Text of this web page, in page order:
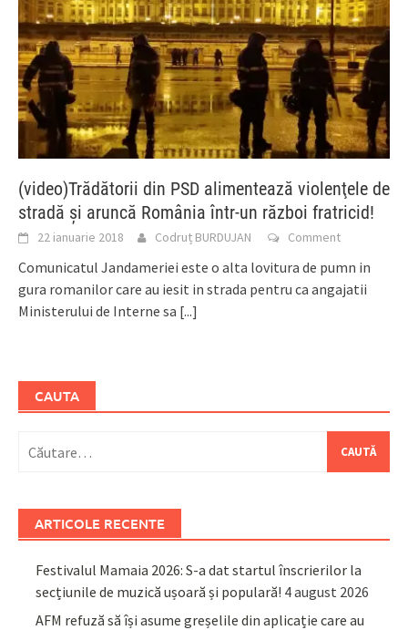
(video)Trădătorii din PSD alimentează violenţele de
stradă şi aruncă România într-un război fratricid!
22 ianuarie 2018 Codruț BURDUJAN Comment
Comunicatul Jandameriei este o alta lovitura de pumn in
gura romanilor care au iesit in strada pentru ca angajatii
Ministerului de Interne sa [...]
CAUTA
după:
ARTICOLE RECENTE
Festivalul Mamaia 2026: S-a dat startul înscrierilor la
secțiunile de muzică ușoară și populară! 4 august 2026
AFM refuză să își asume greșelile din aplicație care au